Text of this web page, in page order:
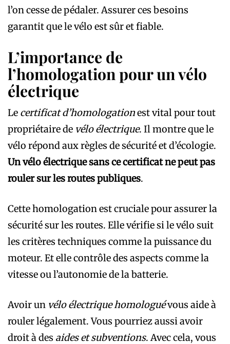
l’on cesse de pédaler. Assurer ces besoins
garantit que le vélo est sûr et fiable.
L’importance de
l’homologation pour un vélo
électrique
Le certificat d’homologationest vital pour tout
propriétaire de vélo électrique. Il montre que le
vélo répond aux règles de sécurité et d’écologie.
Un vélo électrique sans ce certificat ne peut pas
rouler sur les routes publiques.
Cette homologation est cruciale pour assurer la
sécurité sur les routes. Elle vérifie si le vélo suit
les critères techniques comme la puissance du
moteur. Et elle contrôle des aspects comme la
vitesse ou l’autonomie de la batterie.
Avoir un vélo électrique homologuévous aide à
rouler légalement. Vous pourriez aussi avoir
droit à des aides et subventions. Avec cela, vous